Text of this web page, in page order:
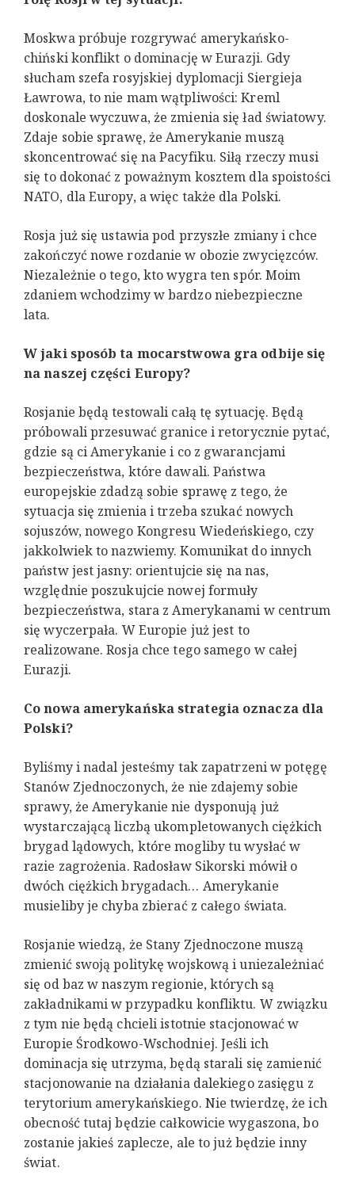
Moskwa próbuje rozgrywać amerykańsko-
chiński konflikt o dominację w Eurazji. Gdy
słucham szefa rosyjskiej dyplomacji Siergieja
Ławrowa, to nie mam wątpliwości: Kreml
doskonale wyczuwa, że zmienia się ład światowy.
Zdaje sobie sprawę, że Amerykanie muszą
skoncentrować się na Pacyfiku. Siłą rzeczy musi
się to dokonać z poważnym kosztem dla spoistości
NATO, dla Europy, a więc także dla Polski.
Rosja już się ustawia pod przyszłe zmiany i chce
zakończyć nowe rozdanie w obozie zwycięzców.
Niezależnie o tego, kto wygra ten spór. Moim
zdaniem wchodzimy w bardzo niebezpieczne
lata.
W jaki sposób ta mocarstwowa gra odbije się
na naszej części Europy?
Rosjanie będą testowali całą tę sytuację. Będą
próbowali przesuwać granice i retorycznie pytać,
gdzie są ci Amerykanie i co z gwarancjami
bezpieczeństwa, które dawali. Państwa
europejskie zdadzą sobie sprawę z tego, że
sytuacja się zmienia i trzeba szukać nowych
sojuszów, nowego Kongresu Wiedeńskiego, czy
jakkolwiek to nazwiemy. Komunikat do innych
państw jest jasny: orientujcie się na nas,
względnie poszukujcie nowej formuły
bezpieczeństwa, stara z Amerykanami w centrum
się wyczerpała. W Europie już jest to
realizowane. Rosja chce tego samego w całej
Eurazji.
Co nowa amerykańska strategia oznacza dla
Polski?
Byliśmy i nadal jesteśmy tak zapatrzeni w potęgę
Stanów Zjednoczonych, że nie zdajemy sobie
sprawy, że Amerykanie nie dysponują już
wystarczającą liczbą ukompletowanych ciężkich
brygad lądowych, które mogliby tu wysłać w
razie zagrożenia. Radosław Sikorski mówił o
dwóch ciężkich brygadach… Amerykanie
musieliby je chyba zbierać z całego świata.
Rosjanie wiedzą, że Stany Zjednoczone muszą
zmienić swoją politykę wojskową i uniezależniać
się od baz w naszym regionie, których są
zakładnikami w przypadku konfliktu. W związku
z tym nie będą chcieli istotnie stacjonować w
Europie Środkowo-Wschodniej. Jeśli ich
dominacja się utrzyma, będą starali się zamienić
stacjonowanie na działania dalekiego zasięgu z
terytorium amerykańskiego. Nie twierdzę, że ich
obecność tutaj będzie całkowicie wygaszona, bo
zostanie jakieś zaplecze, ale to już będzie inny
świat.